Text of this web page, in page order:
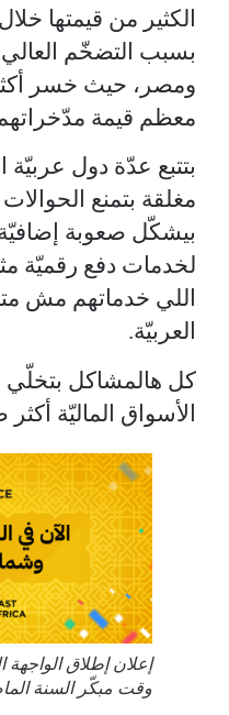
الكثير من قيمتها
بسبب التضخّم
ومصر، حيث خسر
معظم قيمة
بتتبع عدّة دول عربيّة
مغلقة بتمنع
بيشكّل صعوبة
لخدمات دفع رقميّة
اللي خدماتهم مش
العربيّة.
كل هالمشاكل بتخلّي
الأسواق الماليّة
إعلان إطلاق الواجهة
وقت مبكّر السنة